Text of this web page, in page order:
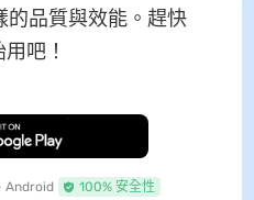
的品質與效能。趕快
吧！
下載
Android 100% 安全性